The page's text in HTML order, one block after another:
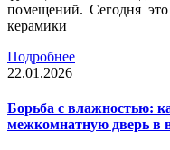
помещений. Сегодня
керамики
Подробнее
22.01.2026
Борьба с влажностью:
межкомнатную дверь в